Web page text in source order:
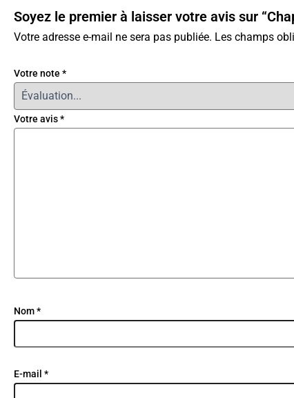
Soyez le premier à laisser votre avis sur
Votre adresse e-mail ne sera pas publiée. Les champs
Votre note *
Votre avis*
Nom*
E-mail *